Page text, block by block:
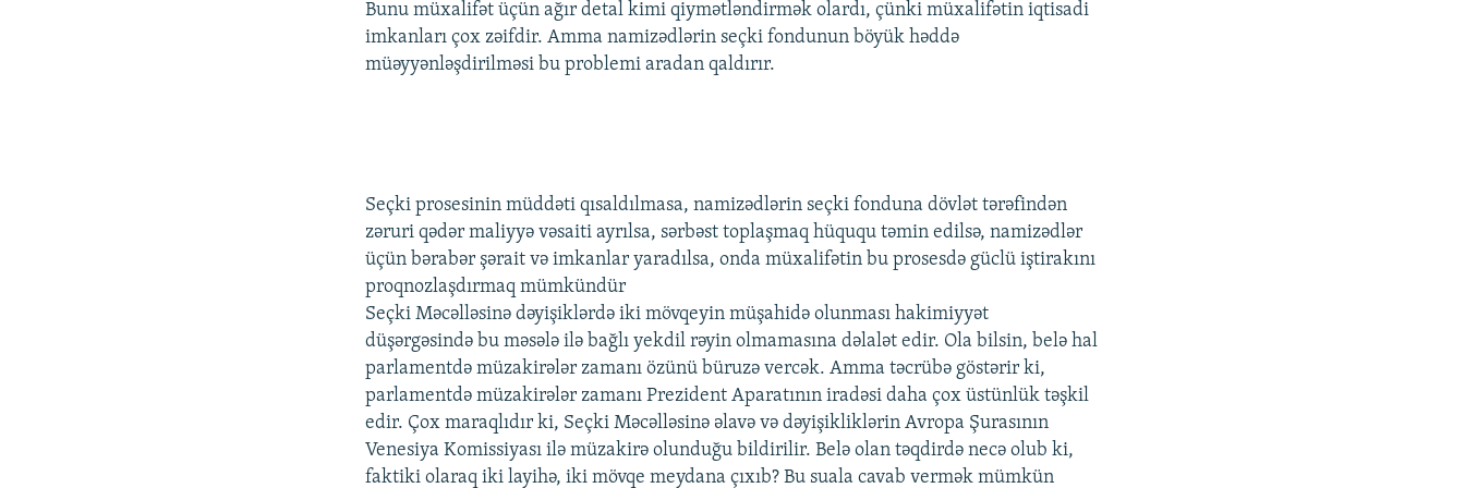
Bunu müxalifət üçün ağır detal kimi qiymətləndirmək olardı, çünki müxalifətin iqtisadi
imkanları çox zəifdir. Amma namizədlərin seçki fondunun böyük həddə
müəyyənləşdirilməsi bu problemi aradan qaldırır.
Seçki prosesinin müddəti qısaldılmasa, namizədlərin seçki fonduna dövlət tərəfindən
zəruri qədər maliyyə vəsaiti ayrılsa, sərbəst toplaşmaq hüququ təmin edilsə, namizədlər
üçün bərabər şərait və imkanlar yaradılsa, onda müxalifətin bu prosesdə güclü iştirakını
proqnozlaşdırmaq mümkündür
Seçki Məcəlləsinə dəyişiklərdə iki mövqeyin müşahidə olunması hakimiyyət
düşərgəsində bu məsələ ilə bağlı yekdil rəyin olmamasına dəlalət edir. Ola bilsin, belə hal
parlamentdə müzakirələr zamanı özünü büruzə vercək. Amma təcrübə göstərir ki,
parlamentdə müzakirələr zamanı Prezident Aparatının iradəsi daha çox üstünlük təşkil
edir. Çox maraqlıdır ki, Seçki Məcəlləsinə əlavə və dəyişikliklərin Avropa Şurasının
Venesiya Komissiyası ilə müzakirə olunduğu bildirilir. Belə olan təqdirdə necə olub ki,
faktiki olaraq iki layihə, iki mövqe meydana çıxıb? Bu suala cavab vermək mümkün